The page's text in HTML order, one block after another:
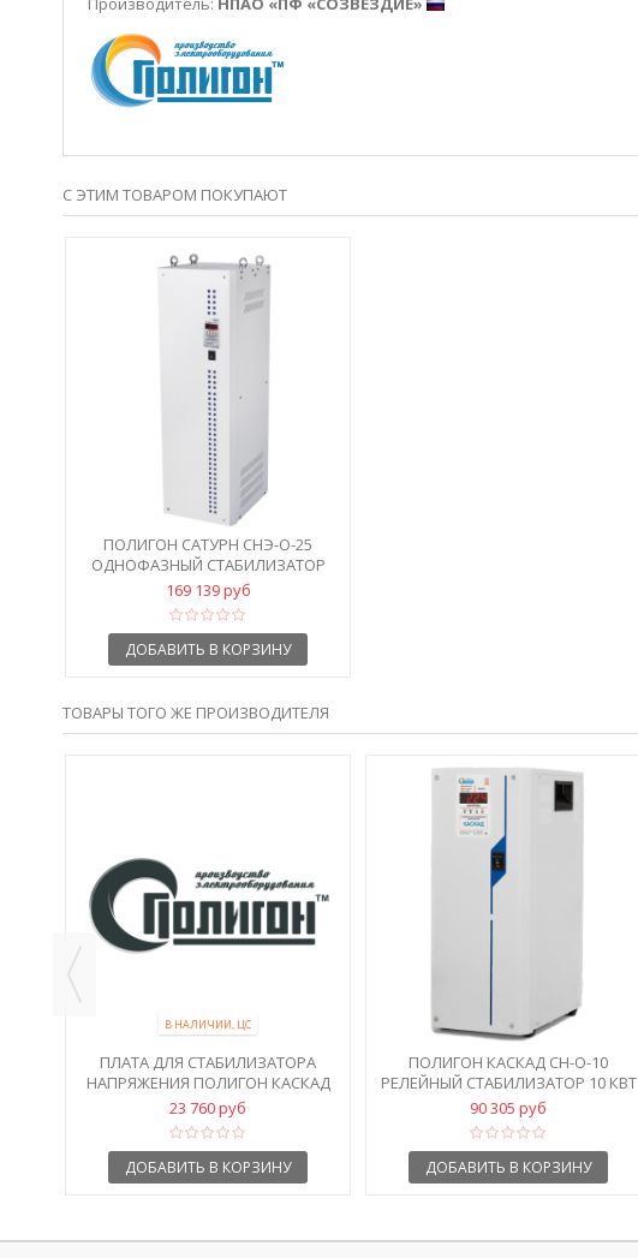
С ЭТИМ ТОВАРОМ ПОКУПАЮТ
ПОЛИГОН САТУРН СНЭ-О-25
ОДНОФАЗНЫЙ СТАБИЛИЗАТОР
НАПРЯЖЕНИЯ
169 139 руб
ДОБАВИТЬ В КОРЗИНУ
ТОВАРЫ ТОГО ЖЕ ПРОИЗВОДИТЕЛЯ
В НАЛИЧИИ, ЦС
ПЛАТА ДЛЯ СТАБИЛИЗАТОРА
НАПРЯЖЕНИЯ ПОЛИГОН КАСКАД
СН-О-20
23 760 руб
ДОБАВИТЬ В КОРЗИНУ
ПОЛИГОН КАСКАД СН-О-10
РЕЛЕЙНЫЙ СТАБИЛИЗАТОР 10 КВТ
90 305 руб
ДОБАВИТЬ В КОРЗИНУ